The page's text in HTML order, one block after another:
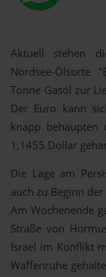
Aktuell stehen
Nordsee-
Tonne Gasöl zur
Der Euro kann
knapp
1,1455 Dollar
Die Lage am
auch zu Beginn
Am Wochenende
Straße von
Israel im Konflikt
Waffenruhe